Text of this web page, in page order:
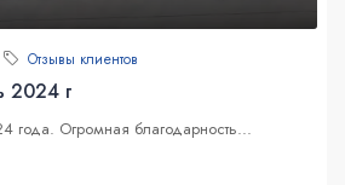
Отзывы клиентов
2024 г
Огромная благодарность...